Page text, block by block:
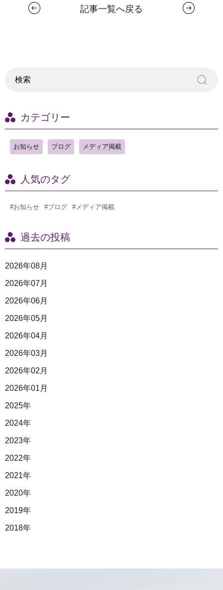
記事一覧へ戻る
カテゴリー
お知らせ ブログ メディア掲載
人気のタグ
#お知らせ #ブログ #メディア掲載
過去の投稿
2026年08月
2026年07月
2026年06月
2026年05月
2026年04月
2026年03月
2026年02月
2026年01月
2025年
2024年
2023年
2022年
2021年
2020年
2019年
2018年